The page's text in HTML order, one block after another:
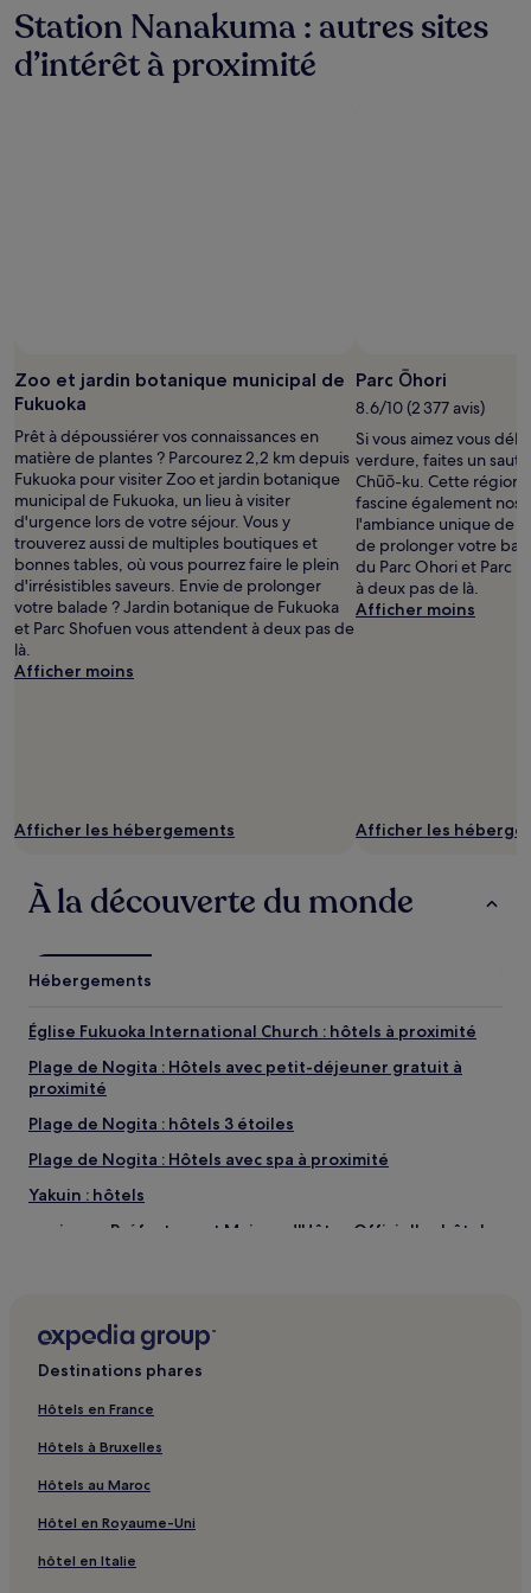
peuvent
s’appliquer.
Station Nanakuma : autres sites
d’intérêt à proximité
Zoo et jardin botanique municipal de
Fukuoka
Prêt à dépoussiérer vos connaissances en
matière de plantes ? Parcourez 2,2 km depuis
Fukuoka pour visiter Zoo et jardin botanique
municipal de Fukuoka, un lieu à visiter
d'urgence lors de votre séjour. Vous y
trouverez aussi de multiples boutiques et
bonnes tables, où vous pourrez faire le plein
d'irrésistibles saveurs. Envie de prolonger
votre balade ? Jardin botanique de Fukuoka
et Parc Shofuen vous attendent à deux pas de
là.
Afficher moins
Afficher les hébergements
Parc Ōhori
8.6/10 (2 377 avis)
Si vous aimez vous
verdure, faites un saut
Chūō-ku. Cette région
fascine également nos
l'ambiance unique de
de prolonger votre
du Parc Ohori et Parc
à deux pas de là.
Afficher moins
Afficher les
À la découverte du monde
Hébergements
Église Fukuoka International Church : hôtels à proximité
Plage de Nogita : Hôtels avec petit-déjeuner gratuit à
proximité
Plage de Nogita : hôtels 3 étoiles
Plage de Nogita : Hôtels avec spa à proximité
Yakuin : hôtels
Ancienne Préfecture et Maison d'Hôtes Officielle : hôtels
Musée pour enfants Fukuoka Anpanman : hôtels à
proximité
Nakagawa : hôtels
Terminal du port international de Hakata : hôtels à
Destinations phares
Hôtels en France
Hôtels à Bruxelles
Hôtels au Maroc
Hôtel en Royaume-Uni
hôtel en Italie